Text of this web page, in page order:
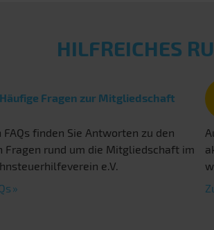
HILFREICHES
Häufige Fragen zur Mitgliedschaft
FAQs finden Sie Antworten zu den
Fragen rund um die Mitgliedschaft im
e.V.